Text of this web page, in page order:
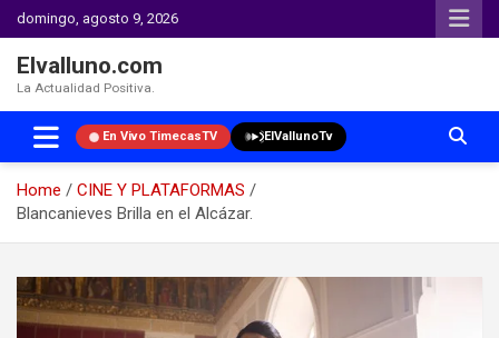
domingo, agosto 9, 2026
Elvalluno.com
La Actualidad Positiva.
En Vivo TimecasTV ElVallunoTv
Home
CINE Y PLATAFORMAS
Blancanieves Brilla en el Alcázar.
content